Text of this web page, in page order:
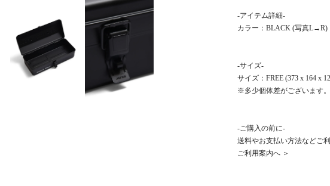
-アイテム詳細-
カラー：BLACK (写真L→R)
-サイズ-
サイズ：FREE (373 x 164 x
※多少個体差がございます
-ご購入の前に-
送料やお支払い方法などご
ご利用案内へ ＞